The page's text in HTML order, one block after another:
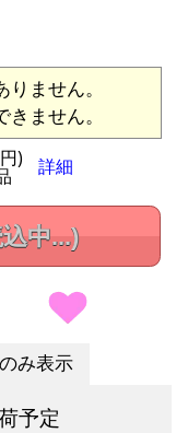
ません。
ません。
) 詳細
中...)
み表示
予定